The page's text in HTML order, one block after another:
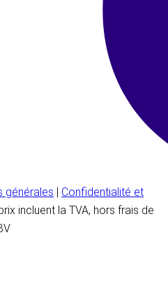
générales | Confidentialité et
incluent la TVA, hors frais de